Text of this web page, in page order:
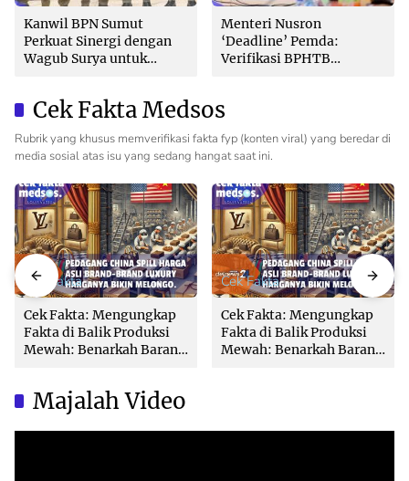
Kanwil BPN Sumut
Perkuat Sinergi dengan
Wagub Surya untuk
Menteri Nusron
‘Deadline’ Pemda:
Verifikasi BPHTB
Lambat!
Cek Fakta Medsos
Rubrik yang khusus memverifikasi fakta fyp (konten viral) yang beredar di
media sosial atas isu yang sedang hangat saat ini.
Cek Fakta
Cek Fakta: Mengungkap
Fakta di Balik Produksi
Mewah: Benarkah Barang
Cek Fakta
Cek Fakta: Mengungkap
Fakta di Balik Produksi
Mewah: Benarkah Barang
Majalah Video